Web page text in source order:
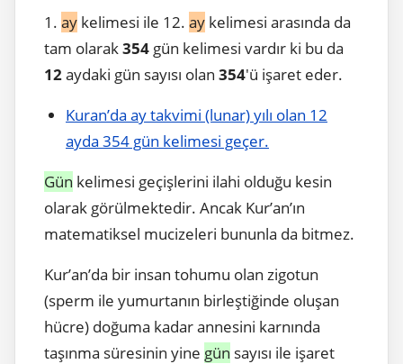
1. ay kelimesi ile 12. ay kelimesi arasında da
tam olarak354 gün kelimesi vardır ki bu da
12aydaki gün sayısı olan 354'ü işaret eder.
Kuran’da ay takvimi (lunar) yılı olan 12
ayda 354 gün kelimesi geçer.
Gün kelimesi geçişlerini ilahi olduğu kesin
olarak görülmektedir. Ancak Kur’an’ın
matematiksel mucizeleri bununla da bitmez.
Kur’an’da bir insan tohumu olan zigotun
(sperm ile yumurtanın birleştiğinde oluşan
hücre) doğuma kadar annesini karnında
taşınma süresinin yine gün sayısı ile işaret